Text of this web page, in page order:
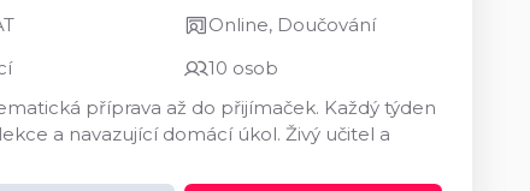
Online, Doučování
10 osob
příprava až do přijímaček. Každý týden
a navazující domácí úkol. Živý učitel a